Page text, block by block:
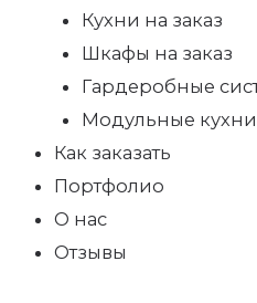
Кухни на заказ
Шкафы на заказ
Гардеробные
Модульные кухни
Как заказать
Портфолио
О нас
Отзывы